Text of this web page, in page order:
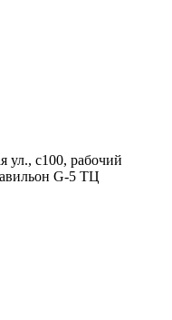
ул., с100, рабочий
G-5 ТЦ